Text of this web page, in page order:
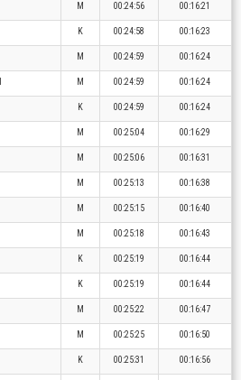
M 00:24:56 00:16:21
K 00:24:58 00:16:23
M 00:24:59 00:16:24
M 00:24:59 00:16:24
K 00:24:59 00:16:24
M 00:25:04 00:16:29
M 00:25:06 00:16:31
M 00:25:13 00:16:38
M 00:25:15 00:16:40
M 00:25:18 00:16:43
K 00:25:19 00:16:44
K 00:25:19 00:16:44
M 00:25:22 00:16:47
M 00:25:25 00:16:50
K 00:25:31 00:16:56